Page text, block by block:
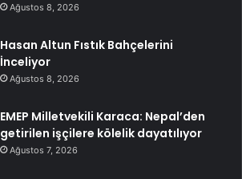
Ağustos 8, 2026
Hasan Altun Fıstık Bahçelerini
İnceliyor
Ağustos 8, 2026
EMEP Milletvekili Karaca: Nepal’den
getirilen işçilere kölelik dayatılıyor
Ağustos 7, 2026